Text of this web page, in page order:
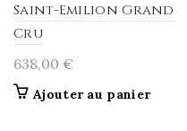
Saint-Emilion Grand
Cru
638,00 €
Ajouter au panier